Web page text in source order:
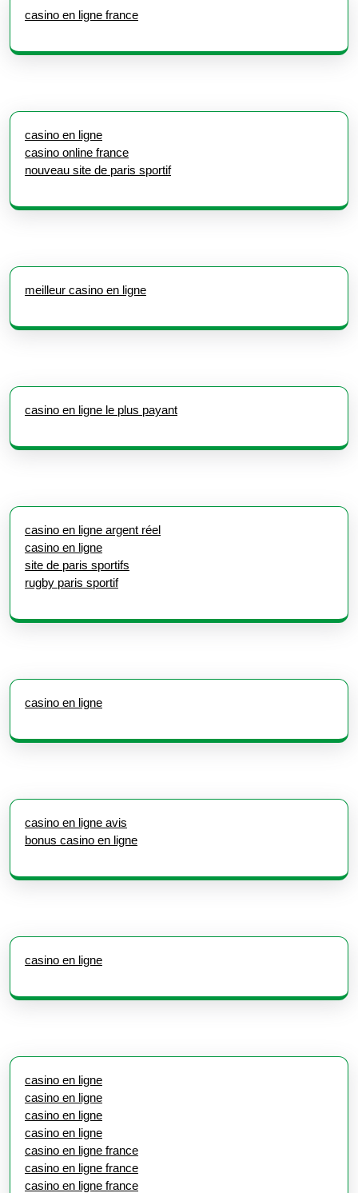
casino en ligne france
casino en ligne
casino online france
nouveau site de paris sportif
meilleur casino en ligne
casino en ligne le plus payant
casino en ligne argent réel
casino en ligne
site de paris sportifs
rugby paris sportif
casino en ligne
casino en ligne avis
bonus casino en ligne
casino en ligne
casino en ligne
casino en ligne
casino en ligne
casino en ligne
casino en ligne france
casino en ligne france
casino en ligne france